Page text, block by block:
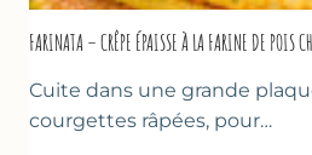
FARINATA – CRÊPE ÉPAISSE À LA FARINE DE POIS
Cuite dans une grande
courgettes râpées, pour…